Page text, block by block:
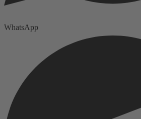
WhatsApp